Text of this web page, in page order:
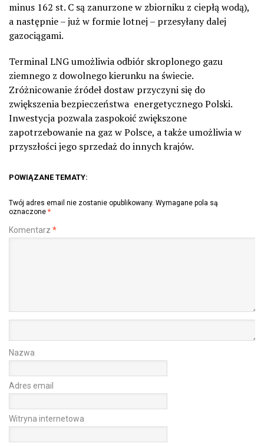
minus 162 st. C są zanurzone w zbiorniku z ciepłą wodą),
a następnie – już w formie lotnej – przesyłany dalej
gazociągami.
Terminal LNG umożliwia odbiór skroplonego gazu
ziemnego z dowolnego kierunku na świecie.
Zróżnicowanie źródeł dostaw przyczyni się do
zwiększenia bezpieczeństwa energetycznego Polski.
Inwestycja pozwala zaspokoić zwiększone
zapotrzebowanie na gaz w Polsce, a także umożliwia w
przyszłości jego sprzedaż do innych krajów.
POWIĄZANE TEMATY:
Twój adres email nie zostanie opublikowany. Wymagane pola są
oznaczone *
Komentarz *
Nazwa
Adres email
Witryna internetowa